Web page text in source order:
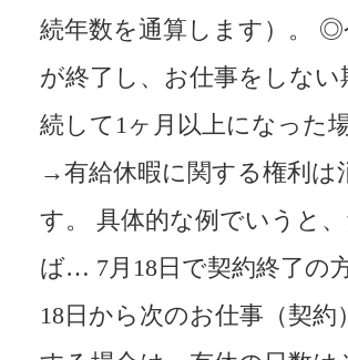
続年数を通算します）。 ◎
が終了し、お仕事をしない
続して1ヶ月以上になった
→有給休暇に関する権利は
す。 具体的な例でいうと、
ば… 7月18日で契約終了の
18日から次のお仕事（契約